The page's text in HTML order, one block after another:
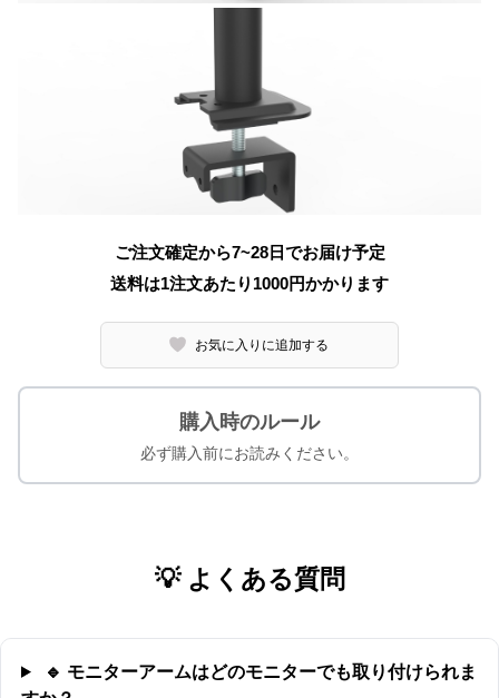
ご注文確定から7~28日でお届け予定
送料は1注文あたり 1000円かかります
お気に入りに追加する
購入時のルール
必ず購入前にお読みください。
💡 よくある質問
🔹 モニターアームはどのモニターでも取り付けられま